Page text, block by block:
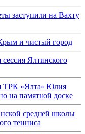
заступили на Вахту
и чистый город
сессия Ялтинского
ТРК «Ялта» Юлия
на памятной доске
средней школы
тенниса